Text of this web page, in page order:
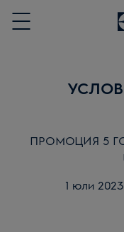
Menu
ПРОМОЦИЯ 5
1 юли 2023